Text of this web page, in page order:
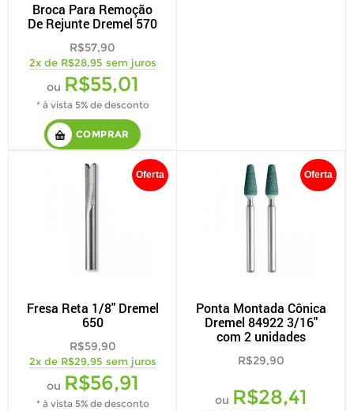
Broca Para Remoção
De Rejunte Dremel 570
R$57,90
2x de R$28,95 sem juros
ou R$55,01
* à vista 5% de desconto
COMPRAR
Oferta
Fresa Reta 1/8" Dremel
650
R$59,90
2x de R$29,95 sem juros
ou R$56,91
* à vista 5% de desconto
Oferta
Ponta Montada Cônica
Dremel 84922 3/16"
com 2 unidades
R$29,90
ou R$28,41